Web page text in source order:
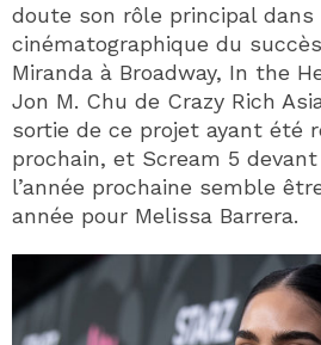
doute son rôle principal dans
cinématographique du
Miranda à Broadway, In the
Jon M. Chu de Crazy Rich
sortie de ce projet ayant été
prochain, et Scream 5 devant
l’année prochaine semble
année pour Melissa Barrera.